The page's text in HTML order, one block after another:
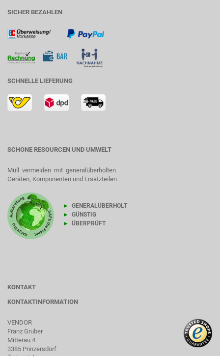
SICHER BEZAHLEN
SCHNELLE LIEFERUNG
SCHONE RESOURCEN UND UMWELT
Müll vermeiden mit generalüberholten
Geräten, Komponenten und Ersatzteilen
► GENERALÜBERHOLT
► GÜNSTIG
► ÜBERPRÜFT
KONTAKT
KONTAKTINFORMATION
VENDOR
Franz Gruber
Mitterau 4
3385 Prinzersdorf